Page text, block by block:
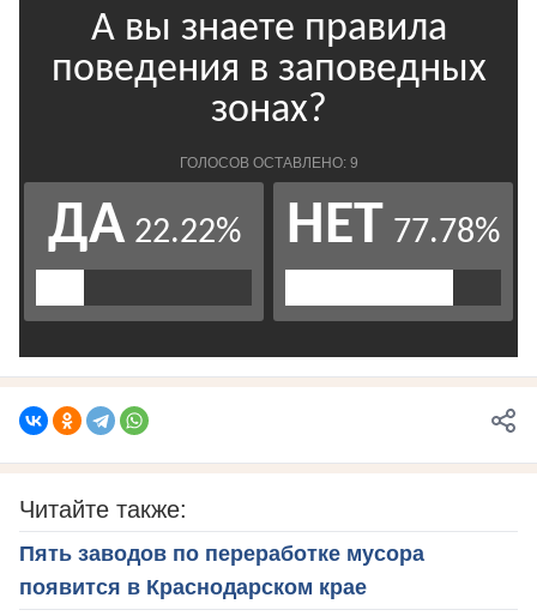
Читайте также:
Пять заводов по переработке мусора
появится в Краснодарском крае